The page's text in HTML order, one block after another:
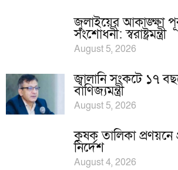
জুলাইয়ের আকাঙ্ক্ষা
সংশোধনী: স্বরাষ্ট্রমন্ত্রী
August 5, 2026
জ্বালানি সংকটে ১৭
বাণিজ্যমন্ত্রী
August 5, 2026
কৃষক তালিকা প্রণয়নে
নির্দেশ
August 4, 2026